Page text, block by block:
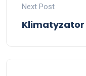
Next Post
Klimatyzator